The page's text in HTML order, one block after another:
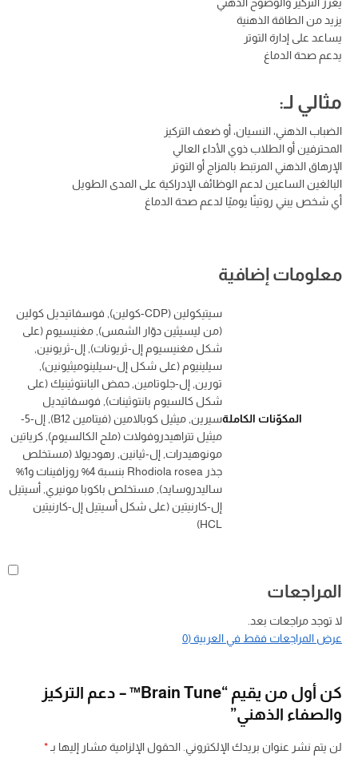
يزيد من الطاقة الذهنية
يساعد على إدارة التوتر
يدعم صحة الدماغ
مثالي لـ:
الضباب الذهني، النسيان، أو ضعف التركيز
المحترفين أو الطلاب ذوي الأداء العالي
الإرهاق الذهني المرتبط بالمزاج أو التوتر
البالغين الساعين لدعم الوظائف الإدراكية على المدى الطويل
أي شخص يبني روتينًا يوميًا لدعم صحة الدماغ
معلومات إضافية
المكوّنات الكاملة
سيتيكولين (CDP-كولين), فوسفاتيديل كولين
(من ليسيثين دوّار الشمس), مغنيسيوم (على
شكل مغنيسيوم إل-ثريونات), إل-ثريونين,
سيلينيوم (على شكل إل-سيلينوميثيونين),
تورين, إل-جلوتامين, حمض البانتوثينيك (على
شكل كالسيوم بانتوثينات), فوسفاتيديل
سيرين, ميثيل كوبالامين (فيتامين B12), إل-5-
ميثيل تتراهيدروفولات (ملح الكالسيوم), كرياتين
مونوهيدرات, إل-ثيانين, رهوديولا (مستخلص
جذر Rhodiola rosea بنسبة 4% روزافينات و1%
ساليدروسايد), مستخلص باكوبا مونيري, أسيتيل
إل-كارنيتين (على شكل أسيتيل إل-كارنيتين
HCL)
المراجعات
لا توجد مراجعات بعد.
عرض المراجعات فقط في العربية (0
كن أول من يقيم “Brain Tune™ – دعم التركيز
والصفاء الذهني”
لن يتم نشر عنوان بريدك الإلكتروني. الحقول الإلزامية مشار إليها بـ *